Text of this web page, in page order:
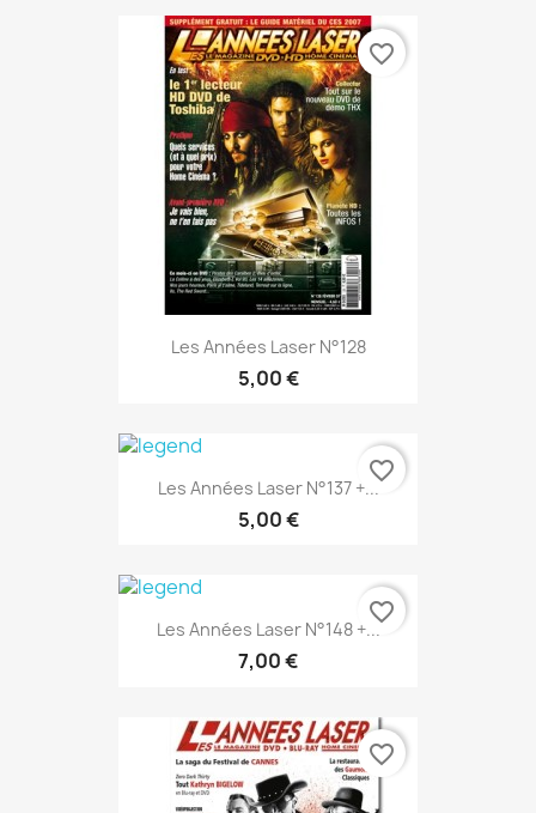
Les Années Laser N°128
5,00 €
favorite_border
Les Années Laser N°137 +...
5,00 €
favorite_border
Les Années Laser N°148 +...
7,00 €
favorite_border
favorite_border